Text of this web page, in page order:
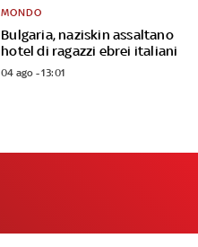
Bulgaria, naziskin assaltano
hotel di ragazzi ebrei italiani
MONDO
04 ago - 13:01